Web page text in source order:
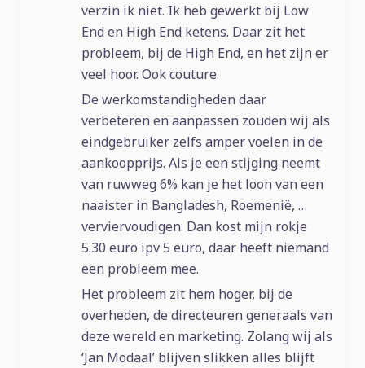
verzin ik niet. Ik heb gewerkt bij Low
End en High End ketens. Daar zit het
probleem, bij de High End, en het zijn er
veel hoor. Ook couture.
De werkomstandigheden daar
verbeteren en aanpassen zouden wij als
eindgebruiker zelfs amper voelen in de
aankoopprijs. Als je een stijging neemt
van ruwweg 6% kan je het loon van een
naaister in Bangladesh, Roemenië, …
verviervoudigen. Dan kost mijn rokje
5.30 euro ipv 5 euro, daar heeft niemand
een probleem mee.
Het probleem zit hem hoger, bij de
overheden, de directeuren generaals van
deze wereld en marketing. Zolang wij als
‘Jan Modaal’ blijven slikken alles blijft